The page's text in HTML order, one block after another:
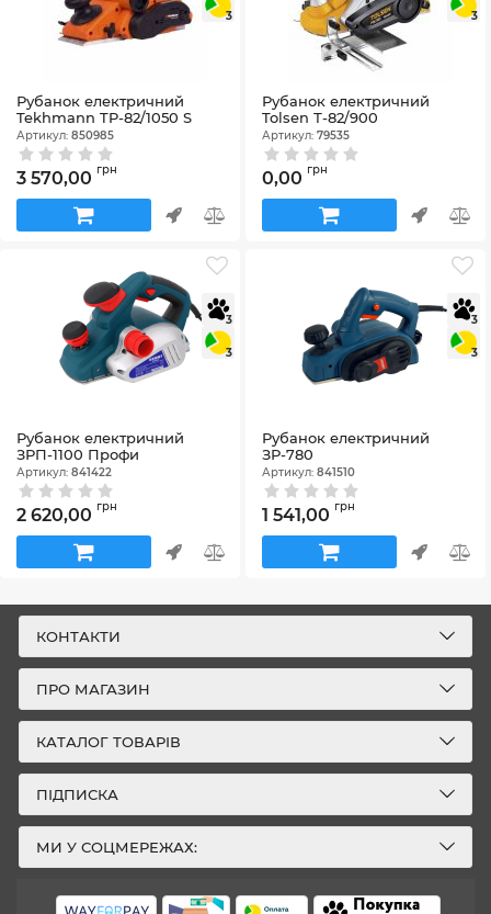
3
Рубанок електричний
Tekhmann TP-82/1050 S
Артикул: 850985
3 570,00 грн
3
Рубанок електричний
Tolsen Т-82/900
Артикул: 79535
0,00 грн
3
3
Рубанок електричний
ЗРП-1100 Профи
Артикул: 841422
2 620,00 грн
3
3
Рубанок електричний
ЗР-780
Артикул: 841510
1 541,00 грн
КОНТАКТИ
ПРО МАГАЗИН
КАТАЛОГ ТОВАРІВ
ПІДПИСКА
МИ У СОЦМЕРЕЖАХ: